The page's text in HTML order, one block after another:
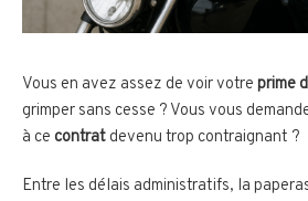
Vous en avez assez de voir votre prime
grimper sans cesse ? Vous vous
à ce contrat devenu trop contraignant ?
Entre les délais administratifs, la